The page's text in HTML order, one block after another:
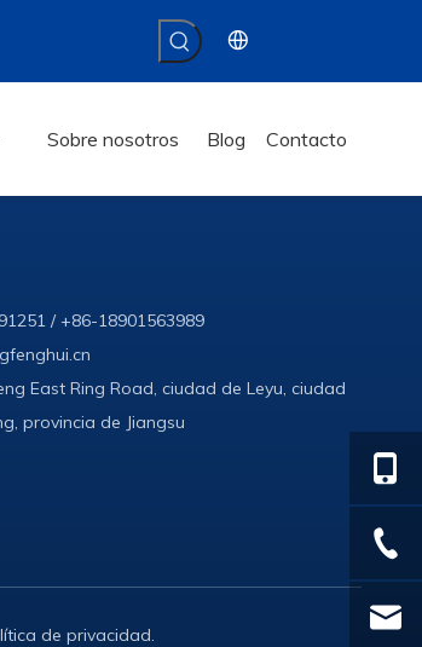
Sobre nosotros Blog Contacto
/ +86-18901563989
East Ring Road, ciudad de Leyu, ciudad
provincia de Jiangsu
de privacidad.